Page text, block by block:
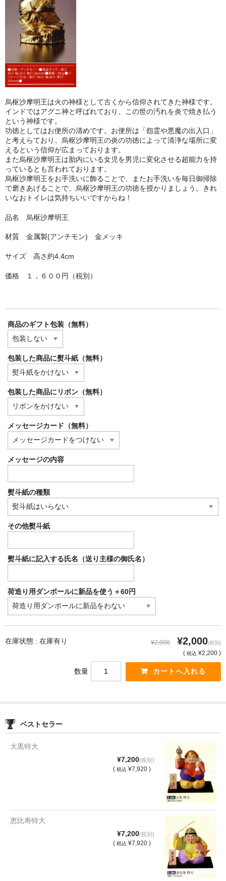
烏枢沙摩明王は火の神様として古くから信仰されてきた神様です。
インドではアグニ神と呼ばれており、この世の汚れを炎で焼き払う
という神様です。
功徳としてはお便所の清めです。お便所は「怨霊や悪魔の出入口」
と考えらており、烏枢沙摩明王の炎の功徳によって清浄な場所に変
えるという信仰が広まっております。
また烏枢沙摩明王は胎内にいる女児を男児に変化させる超能力を持
っているとも言われております。
烏枢沙摩明王をお手洗いに飾ることで、またお手洗いを毎日御掃除
で磨きあげることで、烏枢沙摩明王の功徳を授かりましょう。きれ
いなおトイレは気持ちいいですからね！
品名 烏枢沙摩明王
材質 金属製(アンチモン) 金メッキ
サイズ 高さ約4.4cm
価格 １，６００円（税別）
商品のギフト包装（無料）
包装した商品に熨斗紙（無料）
包装した商品にリボン（無料）
メッセージカード（無料）
メッセージの内容
熨斗紙の種類
その他熨斗紙
熨斗紙に記入する氏名（送り主様の御氏名）
荷造り用ダンボールに新品を使う＋60円
在庫状態 : 在庫有り ¥2,000 ¥2,000(税別)
( 税込 ¥2,200 )
数量
ベストセラー
大黒特大
¥7,200(税別)
( 税込 ¥7,920 )
恵比寿特大
¥7,200(税別)
( 税込 ¥7,920 )